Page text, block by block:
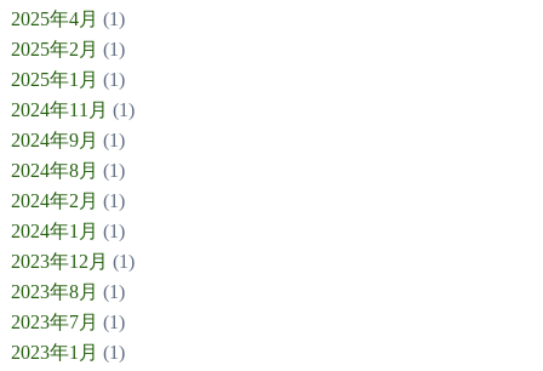
2025年4月 (1)
2025年2月 (1)
2025年1月 (1)
2024年11月 (1)
2024年9月 (1)
2024年8月 (1)
2024年2月 (1)
2024年1月 (1)
2023年12月 (1)
2023年8月 (1)
2023年7月 (1)
2023年1月 (1)